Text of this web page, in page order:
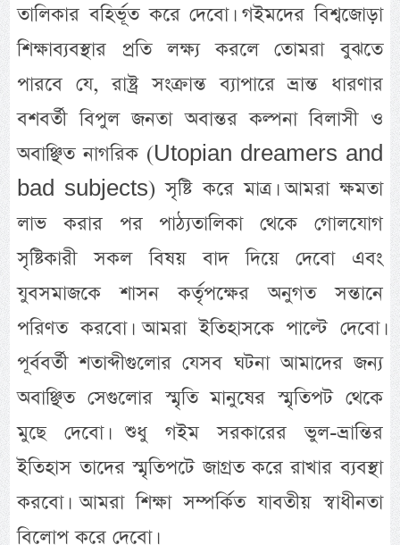
তালিকার বহির্ভূত করে দেবো। গইমদের বিশ্বজোড়া
শিক্ষাব্যবস্থার প্রতি লক্ষ্য করলে তোমরা বুঝতে
পারবে যে, রাষ্ট্র সংক্রান্ত ব্যাপারে ভ্রান্ত ধারণার
বশবর্তী বিপুল জনতা অবান্তর কল্পনা বিলাসী ও
অবাঞ্ছিত নাগরিক (Utopian dreamers and
bad subjects) সৃষ্টি করে মাত্র। আমরা ক্ষমতা
লাভ করার পর পাঠ্যতালিকা থেকে গোলযোগ
সৃষ্টিকারী সকল বিষয় বাদ দিয়ে দেবো এবং
যুবসমাজকে শাসন কর্তৃপক্ষের অনুগত সন্তানে
পরিণত করবো। আমরা ইতিহাসকে পাল্টে দেবো।
পূর্ববর্তী শতাব্দীগুলোর যেসব ঘটনা আমাদের জন্য
অবাঞ্ছিত সেগুলোর স্মৃতি মানুষের স্মৃতিপট থেকে
মুছে দেবো। শুধু গইম সরকারের ভুল-ভ্রান্তির
ইতিহাস তাদের স্মৃতিপটে জাগ্রত করে রাখার ব্যবস্থা
করবো। আমরা শিক্ষা সম্পর্কিত যাবতীয় স্বাধীনতা
বিলোপ করে দেবো।